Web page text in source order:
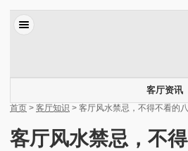
客厅资讯
首页 > 客厅知识 > 客厅风水禁忌，不得不看的
客厅风水禁忌，不